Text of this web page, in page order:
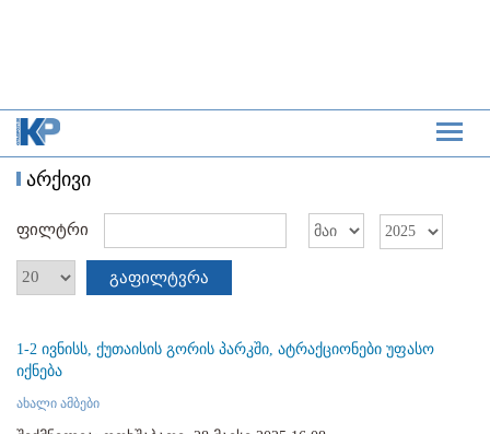
არქივი
ფილტრი
გაფილტვრა
1-2 ივნისს, ქუთაისის გორის პარკში, ატრაქციონები უფასო
იქნება
ახალი ამბები